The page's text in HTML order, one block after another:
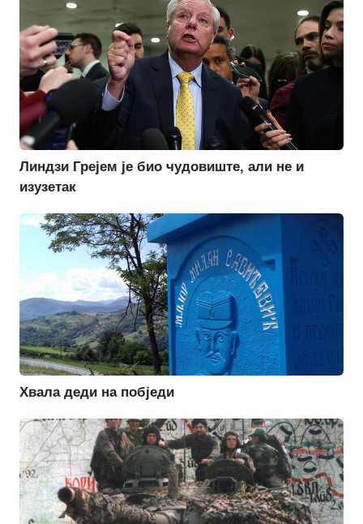
Линдзи Грејем је био чудовиште, али не и
изузетак
Хвала деди на побједи